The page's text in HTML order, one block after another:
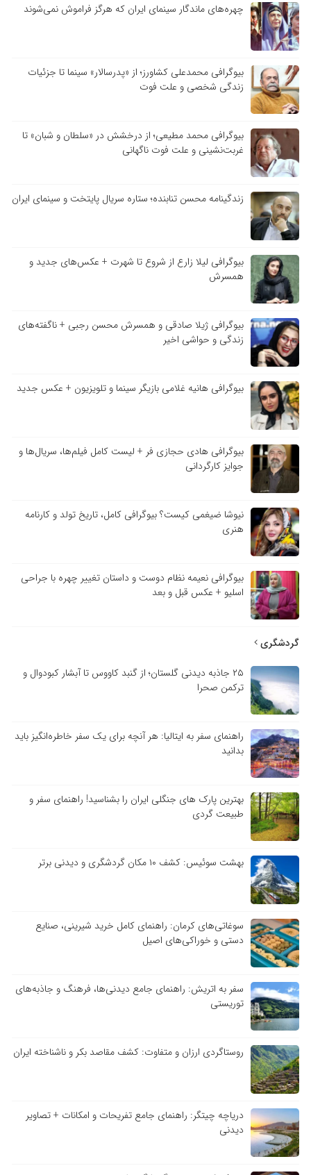
چهره‌های ماندگار سینمای ایران که هرگز فراموش نمی‌شوند
بیوگرافی محمدعلی کشاورز؛ از «پدرسالار» سینما تا جزئیات
زندگی شخصی و علت فوت
بیوگرافی محمد مطیعی؛ از درخشش در «سلطان و شبان» تا
غربت‌نشینی و علت فوت ناگهانی
زندگینامه محسن تنابنده؛ ستاره سریال پایتخت و سینمای ایران
بیوگرافی لیلا زارع از شروع تا شهرت + عکس‌های جدید و
همسرش
بیوگرافی ژیلا صادقی و همسرش محسن رجبی + ناگفته‌های
زندگی و حواشی اخیر
بیوگرافی هانیه غلامی بازیگر سینما و تلویزیون + عکس جدید
بیوگرافی هادی حجازی فر + لیست کامل فیلم‌ها، سریال‌ها و
جوایز کارگردانی
نیوشا ضیغمی کیست؟ بیوگرافی کامل، تاریخ تولد و کارنامه
هنری
بیوگرافی نعیمه نظام دوست و داستان تغییر چهره با جراحی
اسلیو + عکس قبل و بعد
گردشگری
۲۵ جاذبه دیدنی گلستان؛ از گنبد کاووس تا آبشار کبودوال و
ترکمن صحرا
راهنمای سفر به ایتالیا: هر آنچه برای یک سفر خاطره‌انگیز باید
بدانید
بهترین پارک های جنگلی ایران را بشناسید! راهنمای سفر و
طبیعت گردی
بهشت سوئیس: کشف ۱۰ مکان گردشگری و دیدنی برتر
سوغاتی‌های کرمان: راهنمای کامل خرید شیرینی، صنایع
دستی و خوراکی‌های اصیل
سفر به اتریش: راهنمای جامع دیدنی‌ها، فرهنگ و جاذبه‌های
توریستی
روستاگردی ارزان و متفاوت: کشف مقاصد بکر و ناشناخته ایران
دریاچه چیتگر: راهنمای جامع تفریحات و امکانات + تصاویر
دیدنی